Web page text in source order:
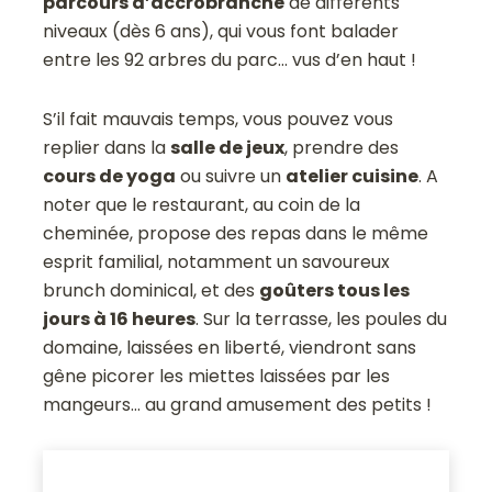
niveaux (dès 6 ans), qui vous font balader
entre les 92 arbres du parc… vus d’en haut !
S’il fait mauvais temps, vous pouvez vous
replier dans lasalle de jeux, prendre des
cours de yoga ou suivre un atelier cuisine. A
noter que le restaurant, au coin de la
cheminée, propose des repas dans le même
esprit familial, notamment un savoureux
brunch dominical, et des goûters tous les
jours à 16 heures. Sur la terrasse, les poules du
domaine, laissées en liberté, viendront sans
gêne picorer les miettes laissées par les
mangeurs… au grand amusement des petits !